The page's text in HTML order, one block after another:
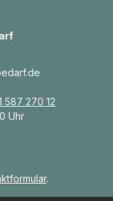
587 270 12
Uhr
.